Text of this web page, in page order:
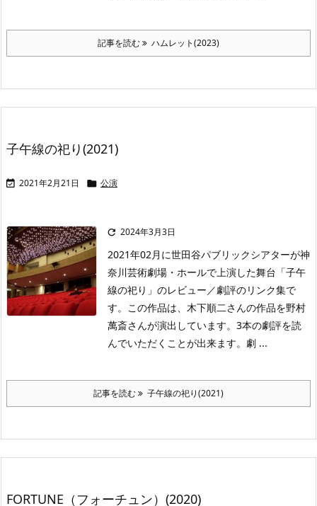
記事を読む ハムレット(2023)
子午線の祀り(2021)
 2021年2月21日  公演
 2024年3月3日
2021年02月に世田谷パブリックシアターが神
奈川芸術劇場・ホールで上演した舞台「子午
線の祀り」のレビュー／劇評のリンク集で
す。この作品は、木下順二さんの作品を野村
萬斎さんが演出しています。3本の劇評を読
んでいただくことが出来ます。劇 ...
記事を読む 子午線の祀り(2021)
FORTUNE（フォーチュン）(2020)